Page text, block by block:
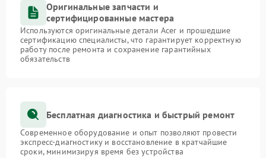
Оригинальные запчасти и
сертифицированные мастера
Используются оригинальные детали Acer и прошедшие
сертификацию специалисты, что гарантирует корректную
работу после ремонта и сохранение гарантийных
обязательств
Бесплатная диагностика и быстрый ремонт
Современное оборудование и опыт позволяют провести
экспресс-диагностику и восстановление в кратчайшие
сроки, минимизируя время без устройства